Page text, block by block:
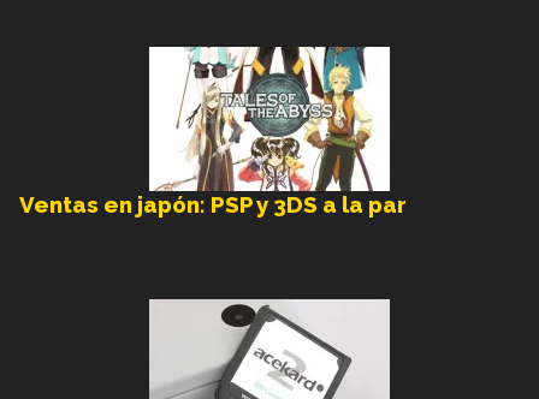
Ventas en japón: PSP y 3DS a la par